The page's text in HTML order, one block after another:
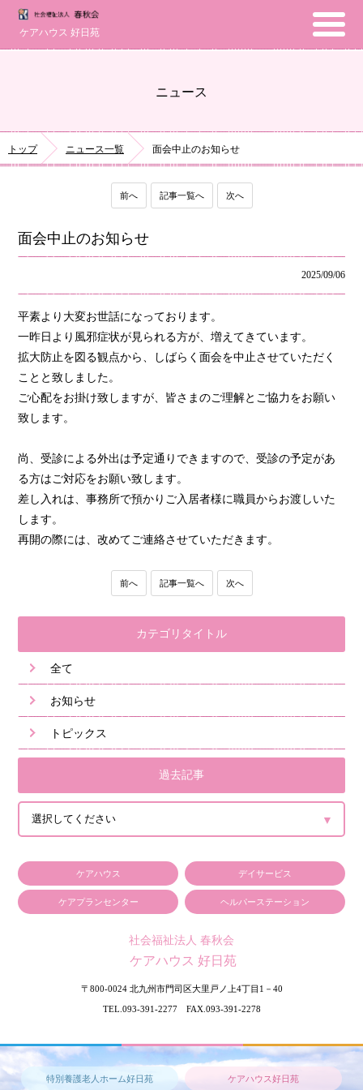
ケアハウス 好日苑
ニュース
トップ ニュース一覧 面会中止のお知らせ
カテゴリタイトル
全て
お知らせ
トピックス
過去記事
前へ 記事一覧へ 次へ
面会中止のお知らせ
2025/09/06
平素より大変お世話になっております。
一昨日より風邪症状が見られる方が、増えてきています。
拡大防止を図る観点から、しばらく面会を中止させていただく
ことと致しました。
ご心配をお掛け致しますが、皆さまのご理解とご協力をお願い
致します。
尚、受診による外出は予定通りできますので、受診の予定があ
る方はご対応をお願い致します。
差し入れは、事務所で預かりご入居者様に職員からお渡しいた
します。
再開の際には、改めてご連絡させていただきます。
前へ 記事一覧へ 次へ
ケアハウス デイサービス
ケアプランセンター ヘルパーステーション
社会福祉法人 春秋会
ケアハウス 好日苑
〒800-0024 北九州市門司区大里戸ノ上4丁目1－40
TEL.093-391-2277 FAX.093-391-2278
特別養護老人ホーム好日苑 ケアハウス好日苑